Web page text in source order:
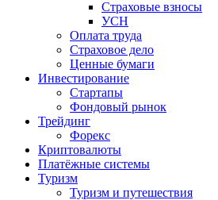
Страховые взносы
УСН
Оплата труда
Страховое дело
Ценные бумаги
Инвестирование
Стартапы
Фондовый рынок
Трейдинг
Форекс
Криптовалюты
Платёжные системы
Туризм
Туризм и путешествия